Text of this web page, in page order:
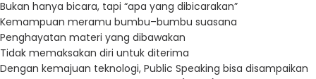
Bukan hanya bicara, tapi “apa yang dibicarakan”
Kemampuan meramu bumbu–bumbu suasana
Penghayatan materi yang dibawakan
Tidak memaksakan diri untuk diterima
Dengan kemajuan teknologi, Public Speaking bisa disampaikan